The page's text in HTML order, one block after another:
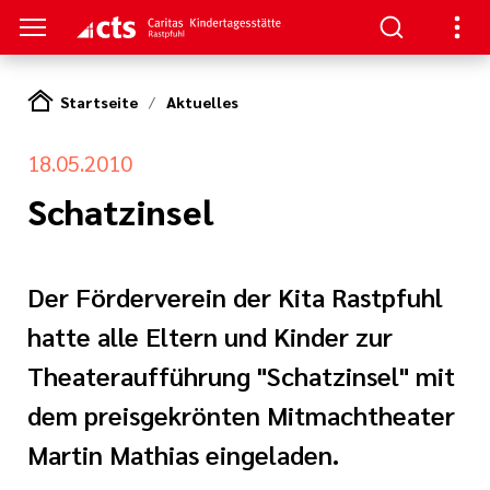
mit Familien
und Kinderschutz
Bildung
eines
Startseite Aktuelles
18.05.2010
Schatzinsel
Der Förderverein der Kita Rastpfuhl
hatte alle Eltern und Kinder zur
Theateraufführung "Schatzinsel" mit
dem preisgekrönten Mitmachtheater
Martin Mathias eingeladen.